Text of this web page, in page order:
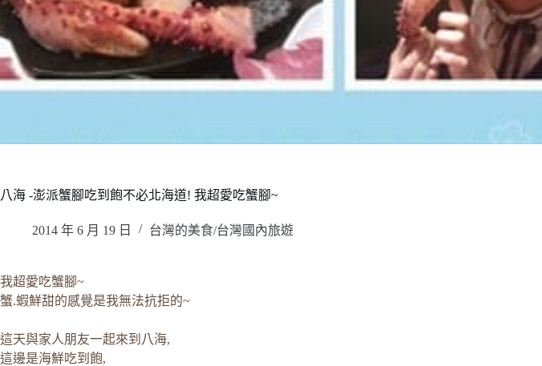
八海 -澎派蟹腳吃到飽不必北海道! 我超愛吃蟹腳~
2014 年 6 月 19 日 台灣的美食/台灣國內旅遊
我超愛吃蟹腳~
蟹.蝦鮮甜的感覺是我無法抗拒的~
這天與家人朋友一起來到八海,
這邊是海鮮吃到飽,